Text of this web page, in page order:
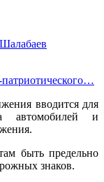
вводится для
автомобилей и
быть предельно
знаков.